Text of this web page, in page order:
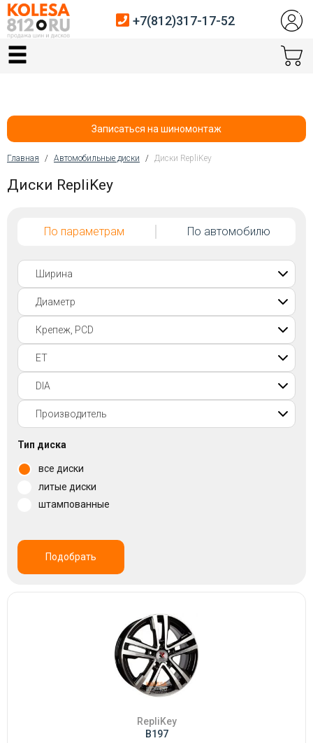
Главная
Автосервис
Датчики давления
Покупателям
Контакты
Войти на сайт
+7(812)317-
17-
52
Пн-
Вс:
+7(812)317-17-52
Записаться на шиномонтаж
Вы здесь
Главная / Автомобильные диски / Диски RepliKey
Диски RepliKey
По параметрам По автомобилю
Тип диска
все диски
литые диски
штампованные
Подобрать
RepliKey
B197